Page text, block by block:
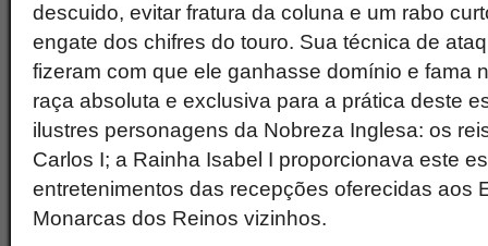
descuido, evitar fratura da coluna e um rabo
engate dos chifres do touro. Sua técnica de
fizeram com que ele ganhasse domínio e fama
raça absoluta e exclusiva para a prática deste
ilustres personagens da Nobreza Inglesa: os
Carlos I; a Rainha Isabel I proporcionava este
entretenimentos das recepções oferecidas aos
Monarcas dos Reinos vizinhos.